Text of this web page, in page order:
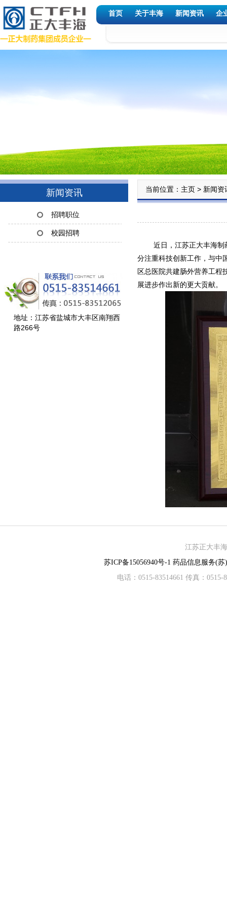
首页 关于丰海 新闻资讯 企
新闻资讯
招聘职位
校园招聘
地址：江苏省盐城市大丰区南翔西
路266号
当前位置： 主页 > 新闻资
近日，江苏正大丰海制药
分注重科技创新工作，与中
区总医院共建肠外营养工程
展进步作出新的更大贡献。
江苏正大丰
苏ICP备15056940号-1 药品信息服务(苏
电话：0515-83514661 传真：